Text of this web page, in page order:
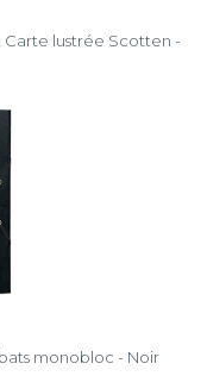
Carte lustrée Scotten -
monobloc - Noir